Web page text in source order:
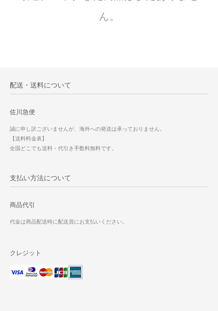
ん。
配送・送料について
佐川急便
誠に申し訳ございませんが、海外への発送は承っておりません。
【送料料金表】
全国どこでも送料・代引き手数料無料です。
支払い方法について
商品代引
代金は商品配送時に配送員にお支払いください。
クレジット